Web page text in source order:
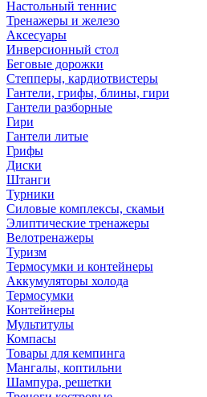
Настольный теннис
Тренажеры и железо
Аксесуары
Инверсионный стол
Беговые дорожки
Степперы, кардиотвистеры
Гантели, грифы, блины, гири
Гантели разборные
Гири
Гантели литые
Грифы
Диски
Штанги
Турники
Силовые комплексы, скамьи
Элиптические тренажеры
Велотренажеры
Туризм
Термосумки и контейнеры
Аккумуляторы холода
Термосумки
Контейнеры
Мультитулы
Компасы
Товары для кемпинга
Мангалы, коптильни
Шампура, решетки